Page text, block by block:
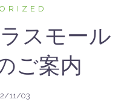
スモール
ご案内
11/03